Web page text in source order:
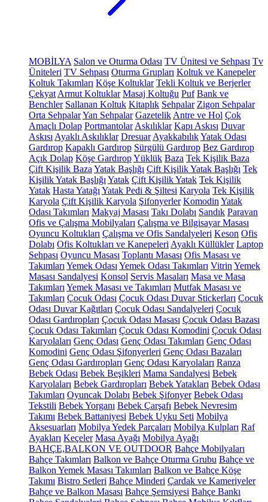
MOBİLYA Salon ve Oturma Odası TV Ünitesi ve Sehpası Tv
Üniteleri TV Sehpası Oturma Grupları Koltuk ve Kanepeler
Koltuk Takımları Köşe Koltuklar Tekli Koltuk ve Berjerler
Çekyat Armut Koltuklar Masaj Koltuğu Puf Bank ve
Benchler Sallanan Koltuk Kitaplık Sehpalar Zigon Sehpalar
Orta SehpalarYan Sehpalar Gazetelik Antre ve Hol Çok
Amaçlı Dolap Portmantolar Askılıklar Kapı Askısı Duvar
Askısı Ayaklı Askılıklar Dresuar AyakkabılıkYatak Odası
Gardırop Kapaklı Gardırop Sürgülü Gardırop Bez Gardırop
Açık Dolap Köşe GardıropYüklük Baza Tek Kişilik Baza
Çift Kişilik Baza Yatak Başlığı Çift Kişilik Yatak Başlığı Tek
Kişilik Yatak Başlığı Yatak Çift Kişilik Yatak Tek Kişilik
Yatak Hasta Yatağı Yatak Pedi & Şiltesi Karyola Tek Kişilik
Karyola Çift Kişilik Karyola Şifonyerler Komodin Yatak
Odası Takımları Makyaj Masası Takı Dolabı Sandık Paravan
Ofis ve Çalışma Mobilyaları Çalışma ve Bilgisayar Masası
Oyuncu Koltukları Çalışma ve Ofis Sandalyeleri Keson Ofis
Dolabı Ofis Koltukları ve Kanepeleri Ayaklı Küllükler Laptop
Sehpası Oyuncu Masası Toplantı Masası Ofis Masası ve
Takımları Yemek Odası Yemek Odası Takımları Vitrin Yemek
Masası Sandalyesi Konsol Servis Masaları Masa ve Masa
Takımları Yemek Masası ve Takımları Mutfak Masası ve
Takımları Çocuk Odası Çocuk Odası Duvar Stickerları Çocuk
Odası Duvar Kağıtları Çocuk Odası Sandalyeleri Çocuk
Odası Gardıropları Çocuk Odası Masası Çocuk Odası Bazası
Çocuk Odası Takımları Çocuk Odası Komodini Çocuk Odası
Karyolaları Genç Odası Genç Odası Takımları Genç Odası
Komodini Genç Odası Şifonyerleri Genç Odası Bazaları
Genç Odası Gardıropları Genç Odası Karyolaları Ranza
Bebek Odası Bebek Beşikleri Mama Sandalyesi Bebek
Karyolaları Bebek Gardıropları Bebek Yatakları Bebek Odası
Takımları Oyuncak Dolabı Bebek Şifonyer Bebek Odası
Tekstili Bebek Yorganı Bebek Çarşafı Bebek Nevresim
Takımı Bebek Battaniyesi Bebek Uyku Seti Mobilya
Aksesuarları Mobilya Yedek Parçaları Mobilya Kulpları Raf
Ayakları Keçeler Masa Ayağı Mobilya Ayağı
BAHÇE,BALKON VE OUTDOOR Bahçe Mobilyaları
Bahçe Takımları Balkon ve Bahçe Oturma Grubu Bahçe ve
Balkon Yemek Masası Takımları Balkon ve Bahçe Köşe
Takımı Bistro Setleri Bahçe Minderi Çardak ve Kameriyeler
Bahçe ve Balkon Masası Bahçe Şemsiyesi Bahçe Bankı